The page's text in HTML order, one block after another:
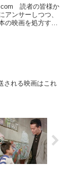
読者の皆様か
アンサーしつつ、
の映画を処方する
される映画はこれ